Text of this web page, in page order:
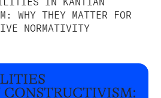
WHY THEY MATTER FOR
NORMATIVITY